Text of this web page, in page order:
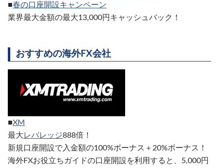
■春の口座開設キャンペーン
業界最大金額の最大13,000円キャッシュバック！
おすすめの海外FX会社
■XM
最大 レバレッジ888倍！
新規口座開設で入金額の100%ボーナス＋20%ボーナス！
海外FXお役立ちガイドの口座開設を利用すると、5,000円